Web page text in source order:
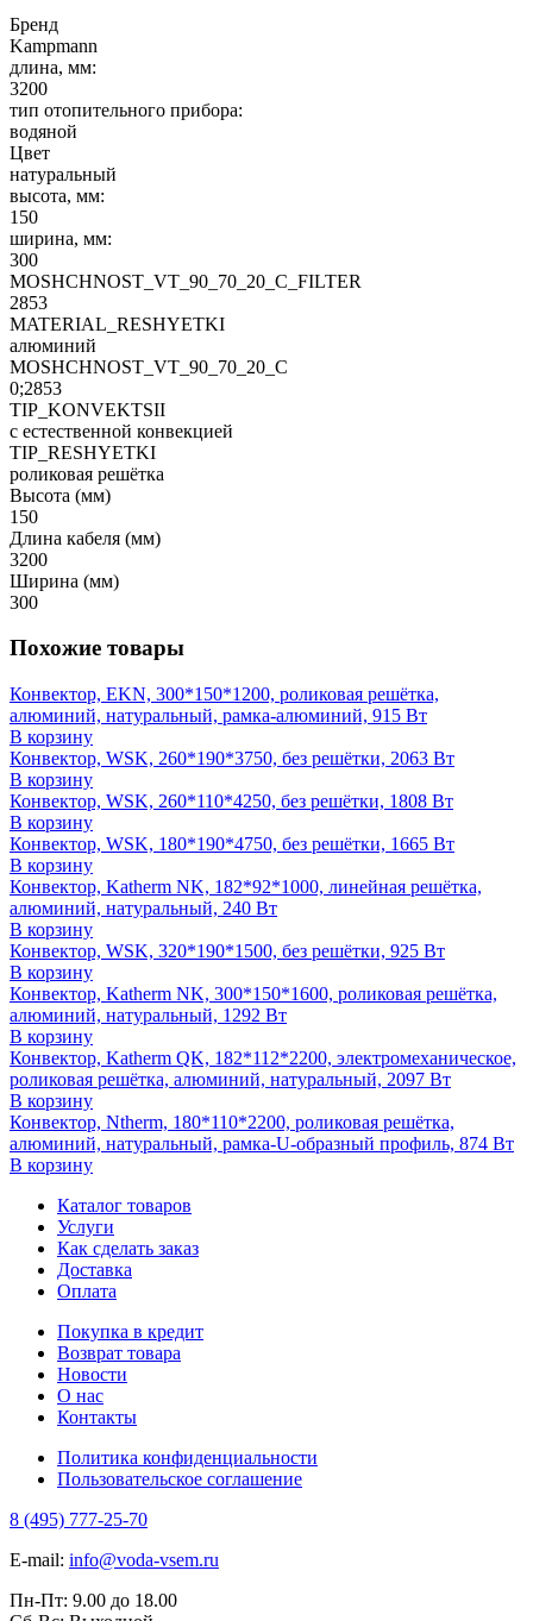
Бренд
Kampmann
длина, мм:
3200
тип отопительного прибора:
водяной
Цвет
натуральный
высота, мм:
150
ширина, мм:
300
MOSHCHNOST_VT_90_70_20_C_FILTER
2853
MATERIAL_RESHYETKI
алюминий
MOSHCHNOST_VT_90_70_20_C
0;2853
TIP_KONVEKTSII
с естественной конвекцией
TIP_RESHYETKI
роликовая решётка
Высота (мм)
150
Длина кабеля (мм)
3200
Ширина (мм)
300
Похожие товары
Конвектор, EKN, 300*150*1200, роликовая решётка,
алюминий, натуральный, рамка-алюминий, 915 Вт
В корзину
Конвектор, WSK, 260*190*3750, без решётки, 2063 Вт
В корзину
Конвектор, WSK, 260*110*4250, без решётки, 1808 Вт
В корзину
Конвектор, WSK, 180*190*4750, без решётки, 1665 Вт
В корзину
Конвектор, Katherm NK, 182*92*1000, линейная решётка,
алюминий, натуральный, 240 Вт
В корзину
Конвектор, WSK, 320*190*1500, без решётки, 925 Вт
В корзину
Конвектор, Katherm NK, 300*150*1600, роликовая решётка,
алюминий, натуральный, 1292 Вт
В корзину
Конвектор, Katherm QK, 182*112*2200, электромеханическое,
роликовая решётка, алюминий, натуральный, 2097 Вт
В корзину
Конвектор, Ntherm, 180*110*2200, роликовая решётка,
алюминий, натуральный, рамка-U-образный профиль, 874 Вт
В корзину
Каталог товаров
Услуги
Как сделать заказ
Доставка
Оплата
Покупка в кредит
Возврат товара
Новости
О нас
Контакты
Политика конфиденциальности
Пользовательское соглашение
8 (495) 777-25-70
E-mail: info@voda-vsem.ru
Пн-Пт: 9.00 до 18.00